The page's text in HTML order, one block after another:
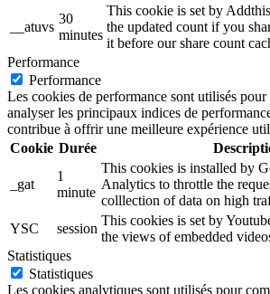
__atuvs
30
minutes
This cookie is set by
the updated count if you
it before our share count
Performance
Performance
Les cookies de performance sont utilisés
analyser les principaux indices de
contribue à offrir une meilleure expérience
Cookie Durée
_gat
1
minute
This cookies is installed by
Analytics to throttle the
colllection of data on high
YSC
session
This cookies is set by
the views of embedded
Statistiques
Statistiques
Les cookies analytiques sont utilisés pour